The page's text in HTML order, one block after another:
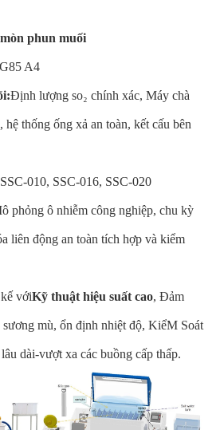
phun muối
A4
Định lượng so₂ chính xác, Máy chà
thống ống xả an toàn, kết cấu bên
SSC-010, SSC-016, SSC-020
phỏng ô nhiễm công nghiệp, chu kỳ
liên động an toàn tích hợp và kiểm
vớiKỹ thuật hiệu suất cao, Đảm
sương mù, ổn định nhiệt độ, KiểM Soát
dài-vượt xa các buồng cấp thấp.